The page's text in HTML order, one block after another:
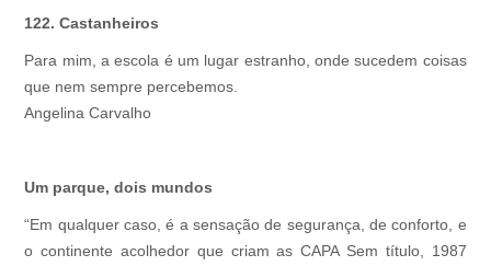
122. Castanheiros
Para mim, a escola é um lugar estranho, onde sucedem coisas
que nem sempre percebemos.
Angelina Carvalho
Um parque, dois mundos
“Em qualquer caso, é a sensação de segurança, de conforto, e
o continente acolhedor que criam as CAPA Sem título, 1987